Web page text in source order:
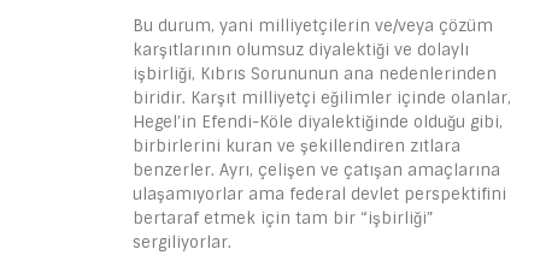
Bu durum, yani milliyetçilerin ve/veya çözüm
karşıtlarının olumsuz diyalektiği ve dolaylı
işbirliği, Kıbrıs Sorununun ana nedenlerinden
biridir. Karşıt milliyetçi eğilimler içinde olanlar,
Hegel’in Efendi-Köle diyalektiğinde olduğu gibi,
birbirlerini kuran ve şekillendiren zıtlara
benzerler. Ayrı, çelişen ve çatışan amaçlarına
ulaşamıyorlar ama federal devlet perspektifini
bertaraf etmek için tam bir “işbirliği”
sergiliyorlar.